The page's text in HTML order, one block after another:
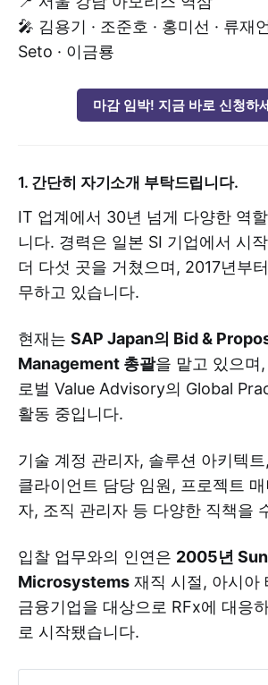
🎤 김용기 · 조준호 · 홍미선 · 류재
Seto · 이금룡
마감 임박! 지금 바로 신청하
1. 간단히 자기소개 부탁드립니다.
IT 업계에서 30년 넘게 다양한 역
니다. 경력은 일본 SI 기업에서 시
더 다섯 곳을 거쳤으며, 2017년부
무하고 있습니다.
현재는 SAP Japan의 Bid &
Management 총괄을 맡고 있으며
로벌 Value Advisory의 Global
활동 중입니다.
기술 계정 관리자, 솔루션 아키텍
클라이언트 담당 임원, 프로젝트
자, 조직 관리자 등 다양한 직책을
입찰 업무와의 인연은 2005년 Sun
Microsystems 재직 시절, 아시아
금융기업을 대상으로 RFx에 대응
로 시작됐습니다.